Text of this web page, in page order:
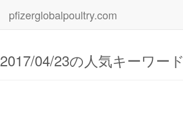
pfizerglobalpoultry.com
2017/04/23の人気キーワード